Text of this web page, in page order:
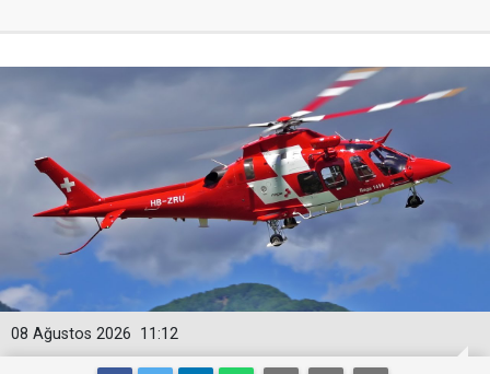
11:12
08 Ağustos 2026